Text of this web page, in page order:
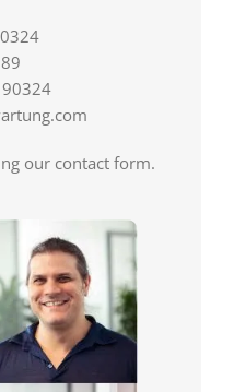
our contact form.